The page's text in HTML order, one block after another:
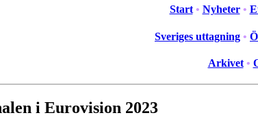
Start • Nyheter •
Sveriges uttagning •
Arkivet •
i Eurovision 2023